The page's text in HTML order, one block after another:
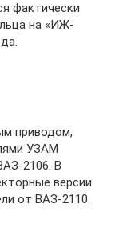
фактически
на «ИЖ-
приводом,
УЗАМ
2106. В
версии
от ВАЗ-2110.